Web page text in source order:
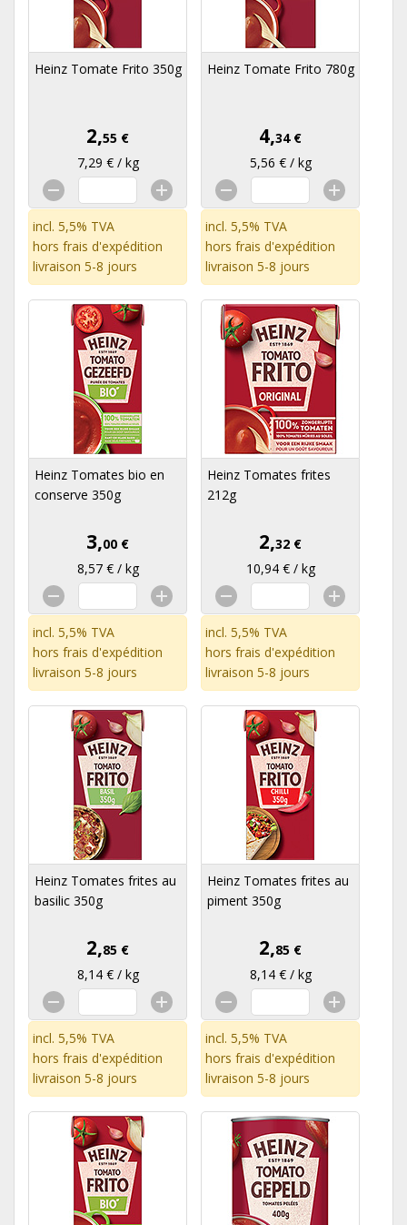
Heinz Tomate Frito 350g
2,55 €
7,29 € / kg
incl. 5,5% TVA
hors frais d'expédition
livraison 5-8 jours
Heinz Tomate Frito 780g
4,34 €
5,56 € / kg
incl. 5,5% TVA
hors frais d'expédition
livraison 5-8 jours
Heinz Tomates bio en
conserve 350g
3,00 €
8,57 € / kg
incl. 5,5% TVA
hors frais d'expédition
livraison 5-8 jours
Heinz Tomates frites
212g
2,32 €
10,94 € / kg
incl. 5,5% TVA
hors frais d'expédition
livraison 5-8 jours
Heinz Tomates frites au
basilic 350g
2,85 €
8,14 € / kg
incl. 5,5% TVA
hors frais d'expédition
livraison 5-8 jours
Heinz Tomates frites au
piment 350g
2,85 €
8,14 € / kg
incl. 5,5% TVA
hors frais d'expédition
livraison 5-8 jours